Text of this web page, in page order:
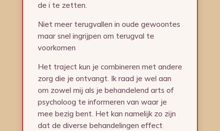
de i te zetten.
Niet meer terugvallen in oude gewoontes
maar snel ingrijpen om terugval te
voorkomen
Het traject kun je combineren met andere
zorg die je ontvangt. Ik raad je wel aan
om zowel mij als je behandelend arts of
psycholoog te informeren van waar je
mee bezig bent. Het kan namelijk zo zijn
dat de diverse behandelingen effect